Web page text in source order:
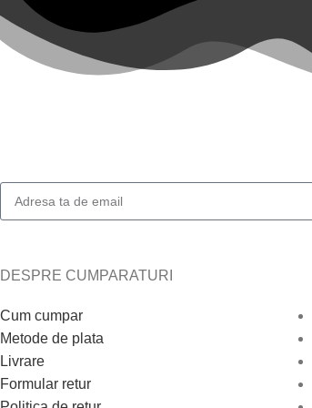
DESPRE CUMPARATURI
Cum cumpar
Metode de plata
Livrare
Formular retur